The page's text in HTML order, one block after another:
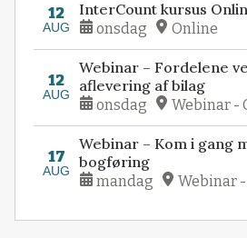
12
AUG
InterCount kursus
onsdag Online
12
AUG
Webinar – Fordelene
aflevering af bilag
onsdag Webinar -
17
AUG
Webinar – Kom i gang
bogføring
mandag Webinar -